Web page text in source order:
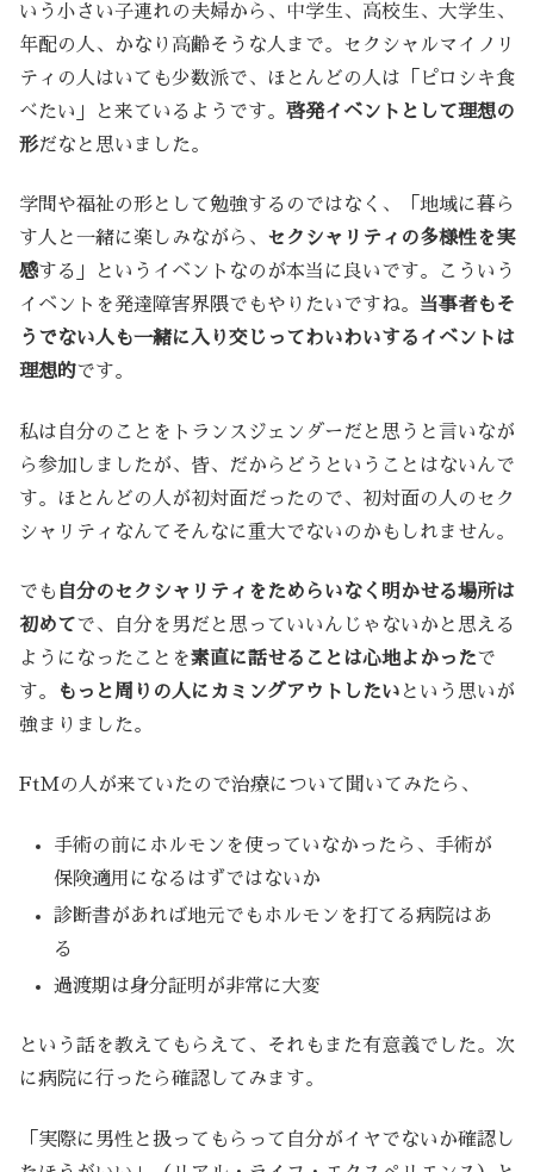
いう小さい子連れの夫婦から、中学生、高校生、大学生、
年配の人、かなり高齢そうな人まで。セクシャルマイノリ
ティの人はいても少数派で、ほとんどの人は「ピロシキ食
べたい」と来ているようです。 啓発イベントとして理想の
形だなと思いました。
学問や福祉の形として勉強するのではなく、「地域に暮ら
す人と一緒に楽しみながら、 セクシャリティの多様性を実
感する」というイベントなのが本当に良いです。こういう
イベントを発達障害界隈でもやりたいですね。 当事者もそ
うでない人も一緒に入り交じってわいわいするイベントは
理想的です。
私は自分のことをトランスジェンダーだと思うと言いなが
ら参加しましたが、皆、だからどうということはないんで
す。ほとんどの人が初対面だったので、初対面の人のセク
シャリティなんてそんなに重大でないのかもしれません。
でも 自分のセクシャリティをためらいなく明かせる場所は
初めてで、自分を男だと思っていいんじゃないかと思える
ようになったことを素直に話せることは心地よかったで
す。
もっと周りの人にカミングアウトしたい という思いが
強まりました。
FtMの人が来ていたので治療について聞いてみたら、
手術の前にホルモンを使っていなかったら、手術が
保険適用になるはずではないか
診断書があれば地元でもホルモンを打てる病院はあ
る
過渡期は身分証明が非常に大変
という話を教えてもらえて、それもまた有意義でした。次
に病院に行ったら確認してみます。
「実際に男性と扱ってもらって自分がイヤでないか確認し